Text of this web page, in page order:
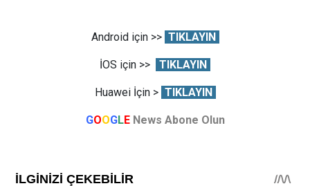
Android için >> TIKLAYIN
İOS için >> TIKLAYIN
Huawei İçin > TIKLAYIN
GOOGLE News Abone Olun